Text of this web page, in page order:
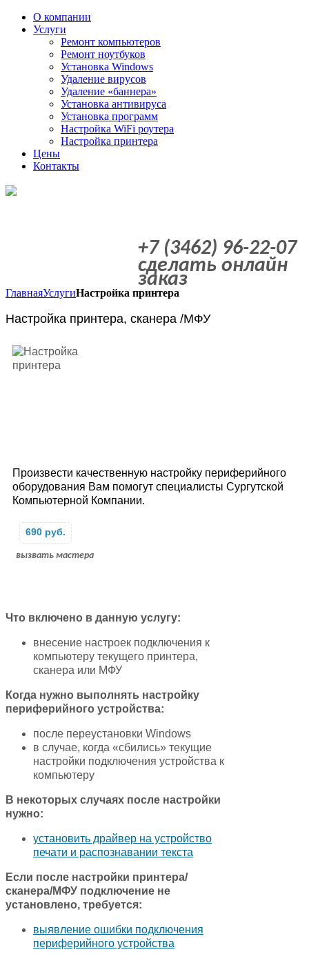
О компании
Услуги
Ремонт компьютеров
Ремонт ноутбуков
Установка Windows
Удаление вирусов
Удаление «баннера»
Установка антивируса
Установка программ
Настройка WiFi роутера
Настройка принтера
Цены
Контакты
+7 (3462) 96-22-07
сделать онлайн
заказ
ГлавнаяУслугиНастройка принтера
Настройка принтера, сканера /МФУ
Произвести качественную настройку периферийного
оборудования Вам помогут специалисты Сургутской
Компьютерной Компании.
690 руб.
вызвать мастера
Что включено в данную услугу:
внесение настроек подключения к
компьютеру текущего принтера,
сканера или МФУ
Когда нужно выполнять настройку
периферийного устройства:
после переустановки Windows
в случае, когда «сбились» текущие
настройки подключения устройства к
компьютеру
В некоторых случаях после настройки
нужно:
установить драйвер на устройство
печати и распознавании текста
Если после настройки принтера/
сканера/МФУ подключение не
установлено, требуется:
выявление ошибки подключения
периферийного устройства